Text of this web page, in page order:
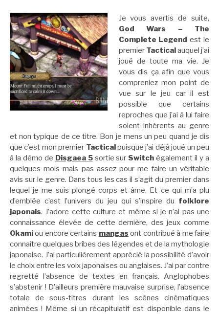
Je vous avertis de suite,
God Wars – The
Complete Legend est le
premier Tacticalauquel j’ai
joué de toute ma vie. Je
vous dis ça afin que vous
compreniez mon point de
vue sur le jeu car il est
possible que certains
reproches que j’ai à lui faire
soient inhérents au genre
et non typique de ce titre. Bon je mens un peu quand je dis
que c’est mon premier Tacticalpuisque j’ai déjà joué un peu
à la démo de Disgaea 5sortie sur Switchégalement il y a
quelques mois mais pas assez pour me faire un véritable
avis sur le genre. Dans tous les cas il s’agit du premier dans
lequel je me suis plongé corps et âme. Et ce qui m’a plu
d’emblée c’est l’univers du jeu qui s’inspire du folklore
japonais. J’adore cette culture et même si je n’ai pas une
connaissance élevée de cette dernière, des jeux comme
Okamiou encore certains mangas ont contribué à me faire
connaître quelques bribes des légendes et de la mythologie
japonaise. J’ai particulièrement apprécié la possibilité d’avoir
le choix entre les voix japonaises ou anglaises. J’ai par contre
regretté l’absence de textes en français. Anglophobes
s’abstenir ! D’ailleurs première mauvaise surprise, l’absence
totale de sous-titres durant les scènes cinématiques
animées ! Même si un récapitulatif est disponible dans le